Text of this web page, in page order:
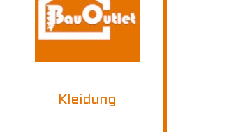
Kleidung